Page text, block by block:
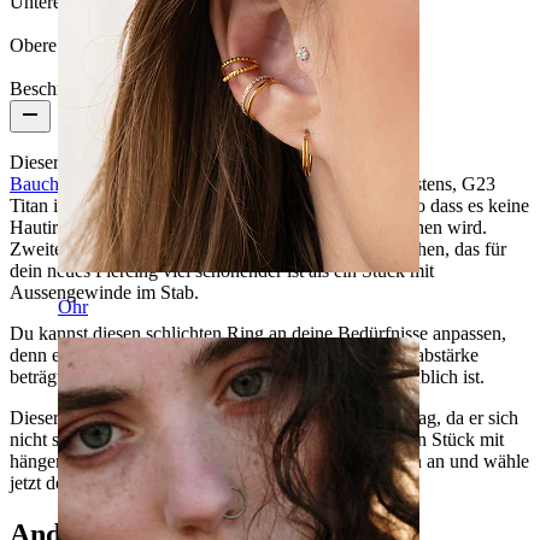
Ohr
Obere Kugel: 5 mm
Beschreibung
Dieser gebogene Stab aus Titan ist ideal für neue
Bauchnabelpiercings oder sogar als Anfangsstück. Erstens, G23
Titan ist hypoallergen und sicher für alle Hauttypen, so dass es keine
Hautirritationen oder anderen Hautprobleme verursachen wird.
Zweitens ist das Stück mit einem Innengewinde versehen, das für
dein neues Piercing viel schonender ist als ein Stück mit
Aussengewinde im Stab.
Du kannst diesen schlichten Ring an deine Bedürfnisse anpassen,
denn er ist in verschiedenen Längen erhältlich. Die Stabstärke
beträgt immer 1,6 mm, wie es bei Bauchnabelringen üblich ist.
Dieser Schmuck eignet sich hervorragend für den Alltag, da er sich
nicht so leicht in der Kleidung verfangen kann, wie ein Stück mit
hängenden Elementen. Schau dir die Grössenoptionen an und wähle
jetzt deine aus.